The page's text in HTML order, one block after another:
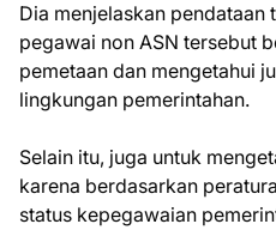
Dia menjelaskan pendataan
pegawai non ASN tersebut
pemetaan dan mengetahui
lingkungan pemerintahan.
Selain itu, juga untuk
karena berdasarkan
status kepegawaian